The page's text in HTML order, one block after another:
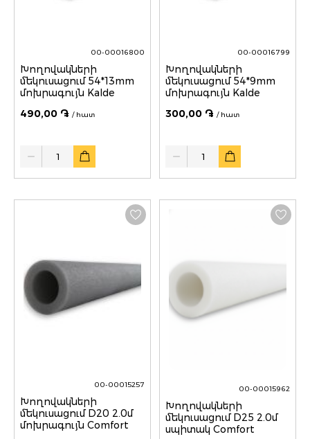
00-00016800
Խողովակների
մեկուսացում 54*13mm
մոխրագույն Kalde
490,00 ֏ / հատ
Quantity
00-00016799
Խողովակների
մեկուսացում 54*9mm
մոխրագույն Kalde
300,00 ֏ / հատ
Quantity
00-00015257
Խողովակների
մեկուսացում D20 2.0մ
մոխրագույն Comfort
00-00015962
Խողովակների
մեկուսացում D25 2.0մ
սպիտակ Comfort